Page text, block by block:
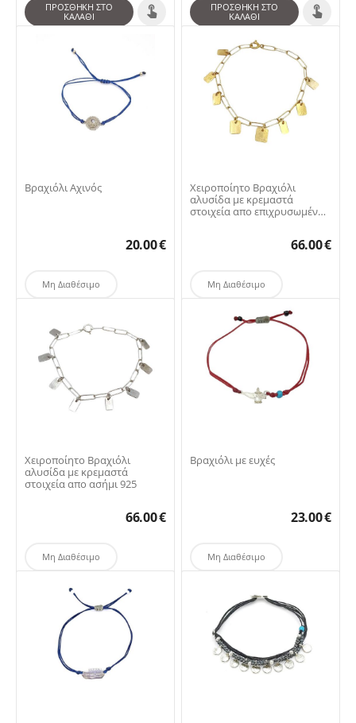
ΠΡΟΣΘΉΚΗ ΣΤΟ
ΚΑΛΆΘΙ
ΠΡΟΣΘΉΚΗ ΣΤΟ
ΚΑΛΆΘΙ
Βραχιόλι Αχινός
20.00€
Μη Διαθέσιμο
Χειροποίητο Βραχιόλι
αλυσίδα με κρεμαστά
στοιχεία απο επιχρυσωμένο
66.00€
Μη Διαθέσιμο
Χειροποίητο Βραχιόλι
αλυσίδα με κρεμαστά
στοιχεία απο ασήμι 925
66.00€
Μη Διαθέσιμο
Βραχιόλι με ευχές
23.00€
Μη Διαθέσιμο